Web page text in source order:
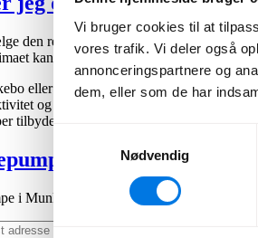
Vi bruger cookies til at
vores trafik. Vi deler også
annonceringspartnere og
dem, eller som de har
Nødvendig
den rette varmepumpe i Munkebo, er
kan variere, er det vigtigt at have den
eller dem med større varmebehov, kan
og besparelser over tid. Det er
tilbyder. Ud fra feedback fra lokale i
installatør i
i Munkebo? Amalo gør det nemt for dig